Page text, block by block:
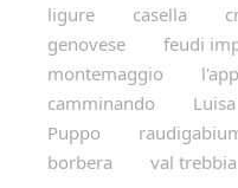
ligure
casella
genovese
feudi
montemaggio
camminando
Luisa
Puppo
borbera
val trebbia